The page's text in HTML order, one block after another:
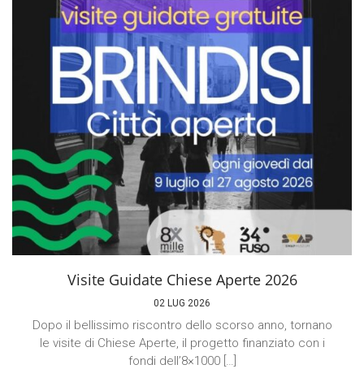
Visite Guidate Chiese Aperte 2026
02 LUG 2026
Dopo il bellissimo riscontro dello scorso anno, tornano
le visite di Chiese Aperte, il progetto finanziato con i
fondi dell’8×1000 […]